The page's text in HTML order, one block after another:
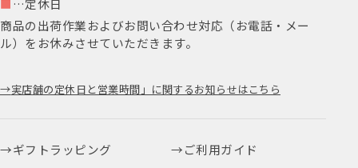
商品の出荷作業およびお問い合わせ対応（お電話・メー
ル）をお休みさせていただきます。
実店舗の定休日と営業時間」に関するお知らせはこちら
ギフトラッピング
ご利用ガイド